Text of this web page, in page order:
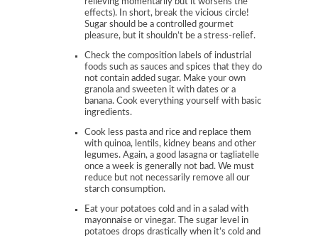
effects). In short, break the vicious circle!
Sugar should be a controlled gourmet
pleasure, but it shouldn’t be a stress-relief.
Check the composition labels of industrial
foods such as sauces and spices that they do
not contain added sugar. Make your own
granola and sweeten it with dates or a
banana. Cook everything yourself with basic
ingredients.
Cook less pasta and rice and replace them
with quinoa, lentils, kidney beans and other
legumes. Again, a good lasagna or tagliatelle
once a week is generally not bad. We must
reduce but not necessarily remove all our
starch consumption.
Eat your potatoes cold and in a salad with
mayonnaise or vinegar. The sugar level in
potatoes drops drastically when it’s cold and